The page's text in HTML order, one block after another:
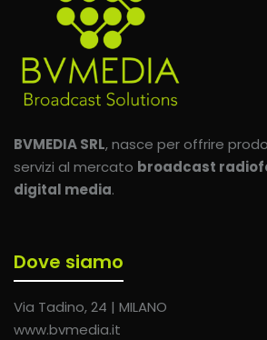
BVMEDIA SRL, nasce per offrire
servizi al mercato broadcast
digital media.
Dove siamo
Via Tadino, 24 | MILANO
www.bvmedia.it